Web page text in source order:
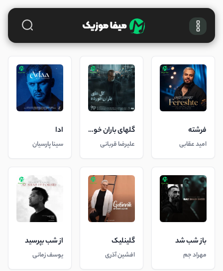
فرشته
امید عقابی
گلهای باران خورده
علیرضا قربانی
ادا
سینا پارسیان
باز شب شد
مهراد جم
گلینلیک
افشین آذری
از شب بپرسید
یوسف زمانی